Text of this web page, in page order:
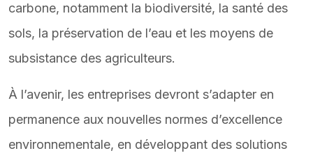
carbone, notamment la biodiversité, la santé des
sols, la préservation de l’eau et les moyens de
subsistance des agriculteurs.
À l’avenir, les entreprises devront s’adapter en
permanence aux nouvelles normes d’excellence
environnementale, en développant des solutions